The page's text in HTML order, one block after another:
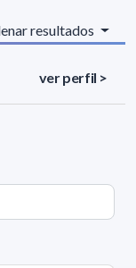
resultados
ver perfil >